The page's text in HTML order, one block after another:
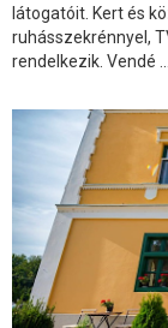
látogatóit. Kert és
ruhásszekrénnyel,
rendelkezik. Vendé ...